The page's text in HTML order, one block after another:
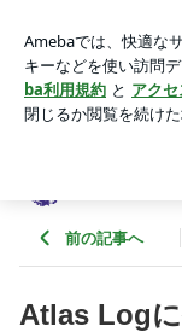
アプリをダウンロ
ょう。
前の記事へ
Atlas Logに